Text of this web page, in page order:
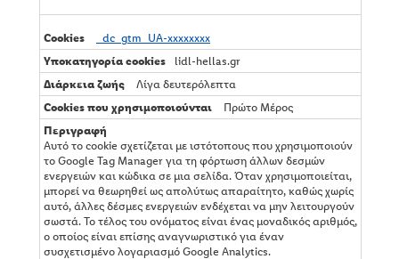
_dc_gtm_UA-xxxxxxxx
lidl-hellas.gr
Λίγα δευτερόλεπτα
Πρώτο Μέρος
Αυτό το cookie σχετίζεται με ιστότοπους που χρησιμοποιούν
το Google Tag Manager για τη φόρτωση άλλων δεσμών
ενεργειών και κώδικα σε μια σελίδα. Όταν χρησιμοποιείται,
μπορεί να θεωρηθεί ως απολύτως απαραίτητο, καθώς χωρίς
αυτό, άλλες δέσμες ενεργειών ενδέχεται να μην λειτουργούν
σωστά. Το τέλος του ονόματος είναι ένας μοναδικός αριθμός,
ο οποίος είναι επίσης αναγνωριστικό για έναν
συσχετισμένο λογαριασμό Google Analytics.